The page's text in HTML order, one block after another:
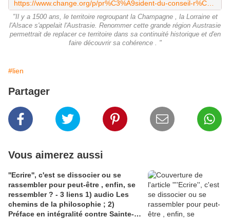
"Il y a 1500 ans, le territoire regroupant la Champagne , la Lorraine et
l'Alsace s'appelait l'Austrasie. Renommer cette grande région Austrasie
permettrait de replacer ce territoire dans sa continuité historique et d'en
faire découvrir sa cohérence . "
#lien
Partager
Vous aimerez aussi
''Ecrire'', c'est se dissocier ou se
rassembler pour peut-être , enfin, se
ressembler ? - 3 liens 1) audio Les
chemins de la philosophie ; 2)
Préface en intégralité contre Sainte-